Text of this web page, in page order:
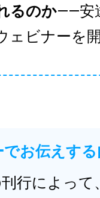
るのか——安
ェビナーを
お伝えす
行によって